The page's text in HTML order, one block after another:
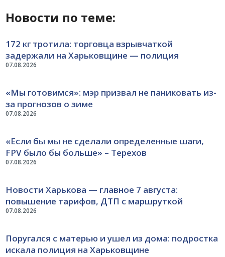
Новости по теме:
07.08.2026
172 кг тротила: торговца взрывчаткой
задержали на Харьковщине — полиция
07.08.2026
«Мы готовимся»: мэр призвал не паниковать из-
за прогнозов о зиме
07.08.2026
«Если бы мы не сделали определенные шаги,
FPV было бы больше» – Терехов
07.08.2026
Новости Харькова — главное 7 августа:
повышение тарифов, ДТП с маршруткой
Поругался с матерью и ушел из дома: подростка
искала полиция на Харьковщине